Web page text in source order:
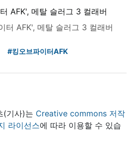
터 AFK', 메탈 슬러그 3 컬래버
#킹오브파이터AFK
(기사)는 Creative commons 저작
라이선스에 따라 이용할 수 있습